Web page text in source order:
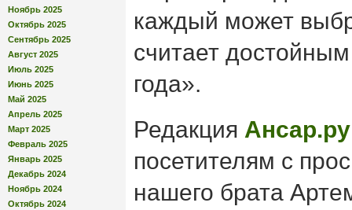
Ноябрь 2025
Октябрь 2025
Сентябрь 2025
Август 2025
Июль 2025
Июнь 2025
Май 2025
Апрель 2025
Март 2025
Февраль 2025
Январь 2025
Декабрь 2024
Ноябрь 2024
Октябрь 2024
каждый может
считает
года».
Редакция Ансар.ру
посетителям с
нашего брата